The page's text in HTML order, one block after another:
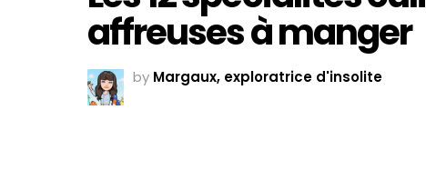
affreuses à manger
by Margaux, exploratrice d'insolite